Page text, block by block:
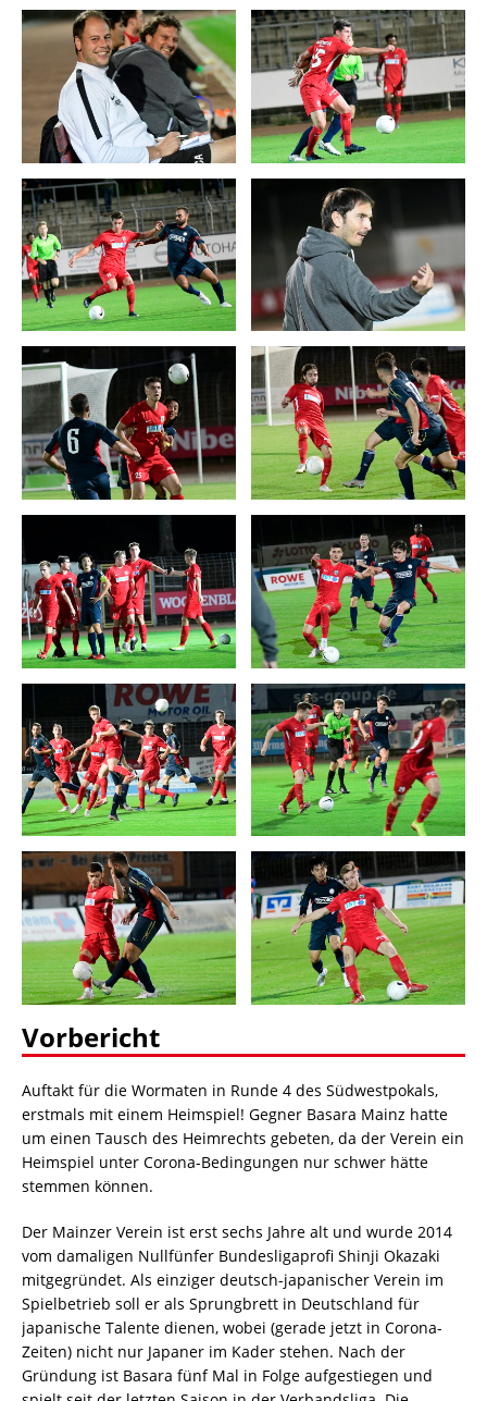
Vorbericht
Auftakt für die Wormaten in Runde 4 des Südwestpokals,
erstmals mit einem Heimspiel! Gegner Basara Mainz hatte
um einen Tausch des Heimrechts gebeten, da der Verein ein
Heimspiel unter Corona-Bedingungen nur schwer hätte
stemmen können.
Der Mainzer Verein ist erst sechs Jahre alt und wurde 2014
vom damaligen Nullfünfer Bundesligaprofi Shinji Okazaki
mitgegründet. Als einziger deutsch-japanischer Verein im
Spielbetrieb soll er als Sprungbrett in Deutschland für
japanische Talente dienen, wobei (gerade jetzt in Corona-
Zeiten) nicht nur Japaner im Kader stehen. Nach der
Gründung ist Basara fünf Mal in Folge aufgestiegen und